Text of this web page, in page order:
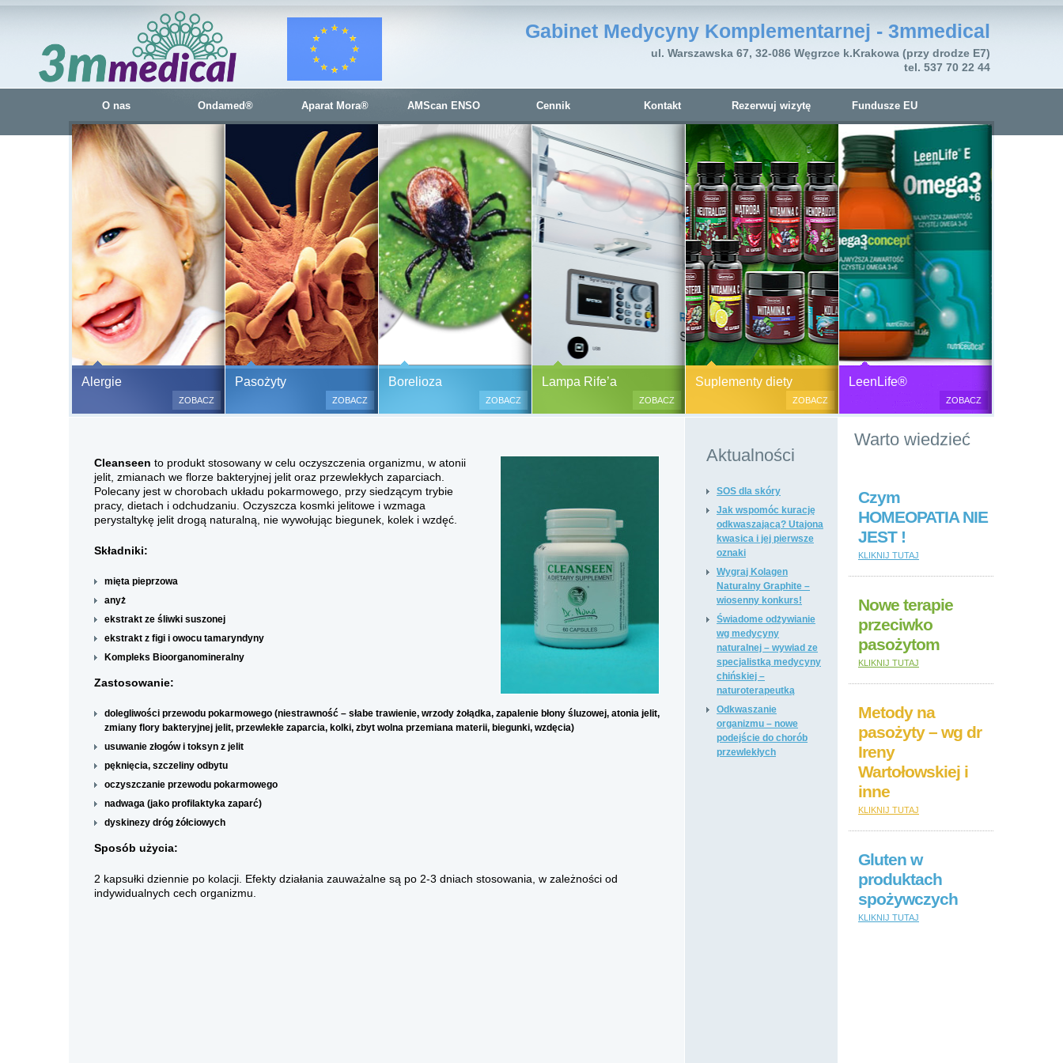
O nas Ondamed® Aparat Mora® AMScan ENSO Cennik Kontakt Rezerwuj wizytę Fundusze EU
Gabinet Medycyny Komplementarnej - 3mmedical
ul. Warszawska 67, 32-086 Węgrzce k.Krakowa (przy drodze E7)
tel. 537 70 22 44
Alergie
Bezbolesne testy alergiczne na ok.
500 alergenów oraz zabiegi
odczulające.
bardzo ważne w przypadku dzieci),
a wynik jest natychmiastowy.
ZOBACZ
Pasożyty
Pasożyty, grzyby, bakterie
(BORELIOZA) i wirusy – diagnostyka
tysięcy pacjentów chorych na
boreliozę, to 10 razy więcej aniżeli
przed laty. Ryzyko zakażenia
boreliozą związane jest ze stałym
lub czasowym przebywaniem na
terenach opanowanych prze
zakażone kleszcze, komary lub
ZOBACZ
Borelioza Borelioza i koinfekcje
ZOBACZ
Lampa Rife’a
Generator plazmy
ZOBACZ
Suplementy diety
Suplementy diety, zdrowa żywność i
przeciwbakteryjne, przeciwgrzybicze
ogólnie wzmacniające i regulujące
funkcje organizmu, dietetyczne i
regulujące pracę układu
tkanki łącznej i kosmetyki naturalne,
Nona, Colway, Morinda, Forever.
ZOBACZ
LeenLife®
ZOBACZ
Cleanseen to produkt stosowany w celu oczyszczenia organizmu, w atonii
jelit, zmianach we florze bakteryjnej jelit oraz przewlekłych zaparciach.
Polecany jest w chorobach układu pokarmowego, przy siedzącym trybie
pracy, dietach i odchudzaniu. Oczyszcza kosmki jelitowe i wzmaga
perystaltykę jelit drogą naturalną, nie wywołując biegunek, kolek i wzdęć.
Składniki:
mięta pieprzowa
anyż
ekstrakt ze śliwki suszonej
ekstrakt z figi i owocu tamaryndyny
Kompleks Bioorganomineralny
Zastosowanie:
dolegliwości przewodu pokarmowego (niestrawność – słabe trawienie, wrzody żołądka, zapalenie błony śluzowej, atonia jelit,
zmiany flory bakteryjnej jelit, przewlekłe zaparcia, kolki, zbyt wolna przemiana materii, biegunki, wzdęcia)
usuwanie złogów i toksyn z jelit
pęknięcia, szczeliny odbytu
oczyszczanie przewodu pokarmowego
nadwaga (jako profilaktyka zaparć)
dyskinezy dróg żółciowych
Sposób użycia:
2 kapsułki dziennie po kolacji. Efekty działania zauważalne są po 2-3 dniach stosowania, w zależności od
indywidualnych cech organizmu.
Aktualności
SOS dla skóry
Jak wspomóc kurację
odkwaszającą? Utajona
kwasica i jej pierwsze
oznaki
Wygraj Kolagen
Naturalny Graphite –
wiosenny konkurs!
Świadome odżywianie
wg medycyny
naturalnej – wywiad ze
specjalistką medycyny
chińskiej –
naturoterapeutką
Odkwaszanie
organizmu – nowe
podejście do chorób
przewlekłych
Warto wiedzieć
Czym
HOMEOPATIA NIE
JEST !
KLIKNIJ TUTAJ
Nowe terapie
przeciwko
pasożytom
KLIKNIJ TUTAJ
Metody na
pasożyty – wg dr
Ireny
Wartołowskiej i
inne
KLIKNIJ TUTAJ
Gluten w
produktach
spożywczych
KLIKNIJ TUTAJ